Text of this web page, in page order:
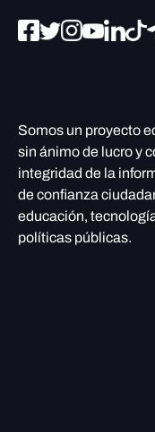
Somos un proyecto
sin ánimo de lucro y
integridad de la
de confianza
educación,
políticas públicas.